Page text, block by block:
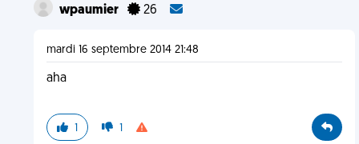
wpaumier 26
mardi 16 septembre 2014 21:48
aha
1 1